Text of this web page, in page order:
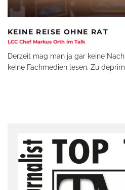
KEINE REISE OHNE RAT
LCC Chef Markus Orth im Talk
Derzeit mag man ja gar keine
keine Fachmedien lesen. Zu